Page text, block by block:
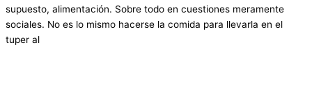
supuesto, alimentación. Sobre todo en cuestiones meramente
sociales. No es lo mismo hacerse la comida para llevarla en el
tuper al